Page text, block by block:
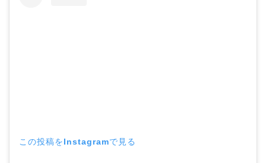
この投稿をInstagramで見る